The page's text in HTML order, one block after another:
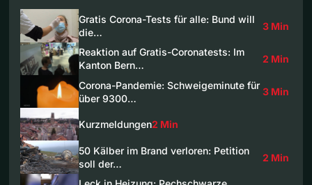
Gratis Corona-Tests für alle: Bund will
die…
3 Min
Reaktion auf Gratis-Coronatests: Im
Kanton Bern…
2 Min
Corona-Pandemie: Schweigeminute für
über 9300…
3 Min
Kurzmeldungen2 Min
50 Kälber im Brand verloren: Petition
soll der…
2 Min